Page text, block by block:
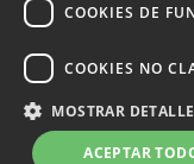
©2026 Outlet
COOKIES DE
COOKIES NO
MOSTRAR
ACEPTAR